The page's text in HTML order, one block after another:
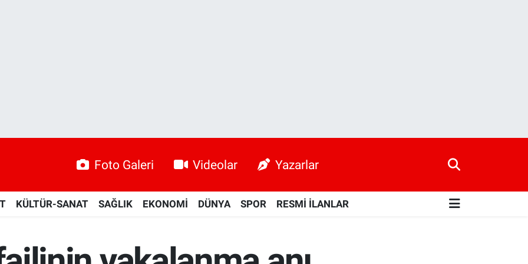
Foto Galeri Videolar Yazarlar
KÜLTÜR-SANAT SAĞLIK EKONOMİ DÜNYA SPOR RESMİ İLANLAR